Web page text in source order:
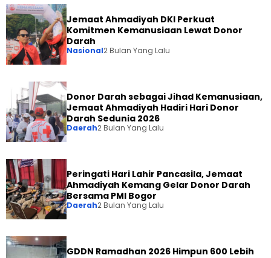
Jemaat Ahmadiyah DKI Perkuat
Komitmen Kemanusiaan Lewat Donor
Darah
Nasional2 Bulan Yang Lalu
Donor Darah sebagai Jihad Kemanusiaan,
Jemaat Ahmadiyah Hadiri Hari Donor
Darah Sedunia 2026
Daerah2 Bulan Yang Lalu
Peringati Hari Lahir Pancasila, Jemaat
Ahmadiyah Kemang Gelar Donor Darah
Bersama PMI Bogor
Daerah2 Bulan Yang Lalu
GDDN Ramadhan 2026 Himpun 600 Lebih